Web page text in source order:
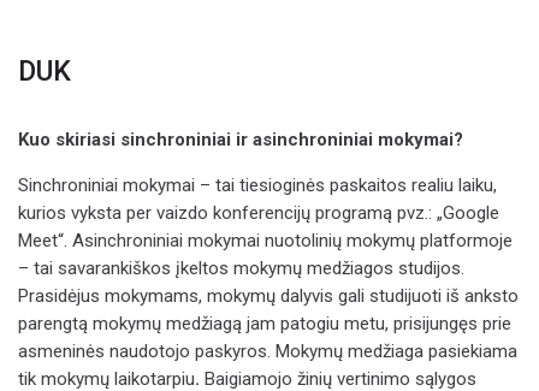
DUK
Kuo skiriasi sinchroniniai ir asinchroniniai mokymai?
Sinchroniniai mokymai – tai tiesioginės paskaitos realiu laiku,
kurios vyksta per vaizdo konferencijų programą pvz.: „Google
Meet“. Asinchroniniai mokymai nuotolinių mokymų platformoje
– tai savarankiškos įkeltos mokymų medžiagos studijos.
Prasidėjus mokymams, mokymų dalyvis gali studijuoti iš anksto
parengtą mokymų medžiagą jam patogiu metu, prisijungęs prie
asmeninės naudotojo paskyros. Mokymų medžiaga pasiekiama
tik mokymų laikotarpiu. Baigiamojo žinių vertinimo sąlygos